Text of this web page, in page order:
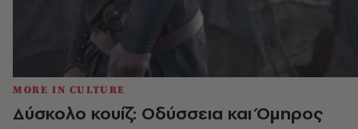
MORE IN CULTURE
Δύσκολο κουίζ: Οδύσσεια και Όμηρος